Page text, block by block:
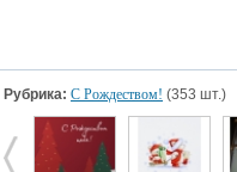
Рубрика: С Рождеством! (353 шт.)